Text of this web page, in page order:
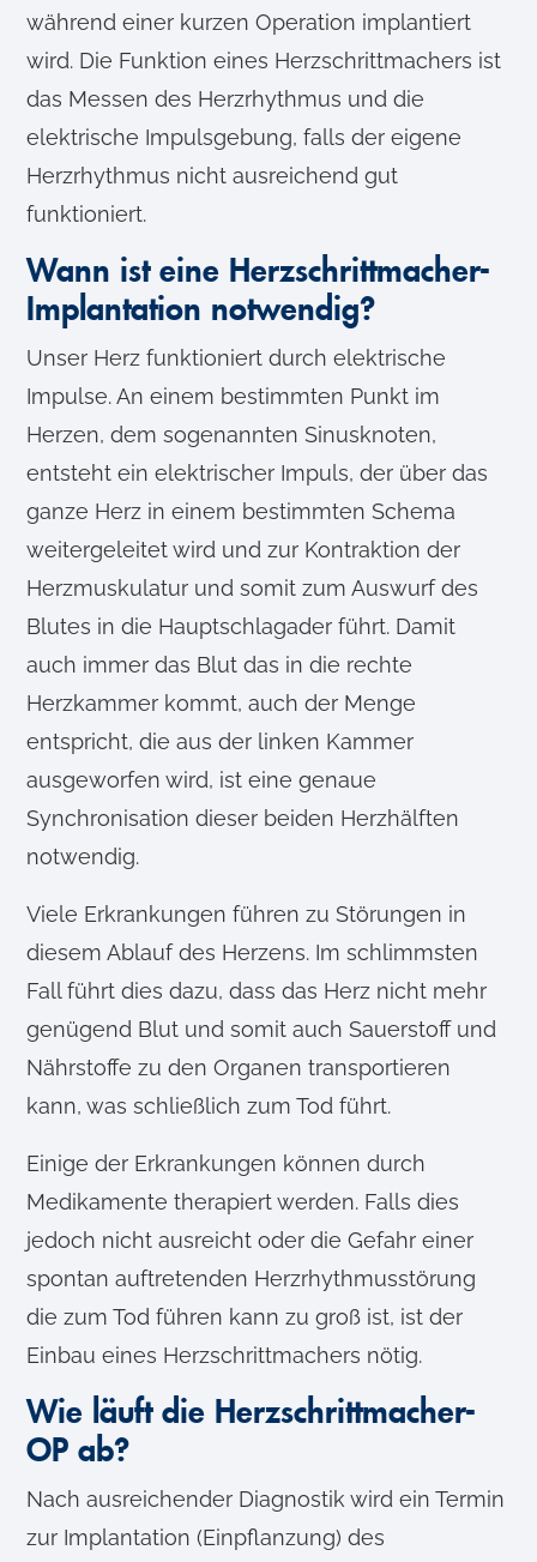
während einer kurzen Operation implantiert
wird. Die Funktion eines Herzschrittmachers ist
das Messen des Herzrhythmus und die
elektrische Impulsgebung, falls der eigene
Herzrhythmus nicht ausreichend gut
funktioniert.
Wann ist eine Herzschrittmacher-
Implantation notwendig?
Unser Herz funktioniert durch elektrische
Impulse. An einem bestimmten Punkt im
Herzen, dem sogenannten Sinusknoten,
entsteht ein elektrischer Impuls, der über das
ganze Herz in einem bestimmten Schema
weitergeleitet wird und zur Kontraktion der
Herzmuskulatur und somit zum Auswurf des
Blutes in die Hauptschlagader führt. Damit
auch immer das Blut das in die rechte
Herzkammer kommt, auch der Menge
entspricht, die aus der linken Kammer
ausgeworfen wird, ist eine genaue
Synchronisation dieser beiden Herzhälften
notwendig.
Viele Erkrankungen führen zu Störungen in
diesem Ablauf des Herzens. Im schlimmsten
Fall führt dies dazu, dass das Herz nicht mehr
genügend Blut und somit auch Sauerstoff und
Nährstoffe zu den Organen transportieren
kann, was schließlich zum Tod führt.
Einige der Erkrankungen können durch
Medikamente therapiert werden. Falls dies
jedoch nicht ausreicht oder die Gefahr einer
spontan auftretenden Herzrhythmusstörung
die zum Tod führen kann zu groß ist, ist der
Einbau eines Herzschrittmachers nötig.
Wie läuft die Herzschrittmacher-
OP ab?
Nach ausreichender Diagnostik wird ein Termin
zur Implantation (Einpflanzung) des